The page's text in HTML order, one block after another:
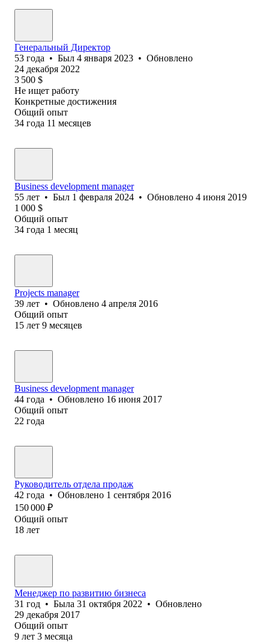
Генеральный Директор
53 года • Был 4 января 2023 • Обновлено
24 декабря 2022
3 500 $
Не ищет работу
Конкретные достижения
Общий опыт
34 года 11 месяцев
Business development manager
55 лет • Был 1 февраля 2024 • Обновлено 4 июня 2019
1 000 $
Общий опыт
34 года 1 месяц
Projects manager
39 лет • Обновлено 4 апреля 2016
Общий опыт
15 лет 9 месяцев
Business development manager
44 года • Обновлено 16 июня 2017
Общий опыт
22 года
Руководитель отдела продаж
42 года • Обновлено 1 сентября 2016
150 000 ₽
Общий опыт
18 лет
Менеджер по развитию бизнеса
31 год • Была 31 октября 2022 • Обновлено
29 декабря 2017
Общий опыт
9 лет 3 месяца